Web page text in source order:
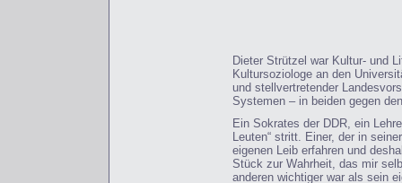
Dieter Strützel war Kultur- und
Kultursoziologe an den
und stellvertretender
Systemen – in beiden gegen
Ein Sokrates der DDR, ein
Leuten“ stritt. Einer, der in
eigenen Leib erfahren und
Stück zur Wahrheit, das mir
anderen wichtiger war als sein